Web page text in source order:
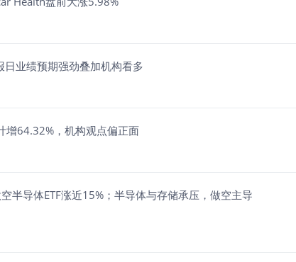
业绩预期强劲叠加机构看多
增64.32%，机构观点偏正面
半导体ETF涨近15%；半导体与存储承压，做空主导